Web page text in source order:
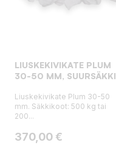
LIUSKEKIVIKATE PLUM
30-50 MM, SUURSÄKKI
Liuskekivikate Plum 30-50
mm. Säkkikoot: 500 kg tai
200...
Hinta
370,00 €